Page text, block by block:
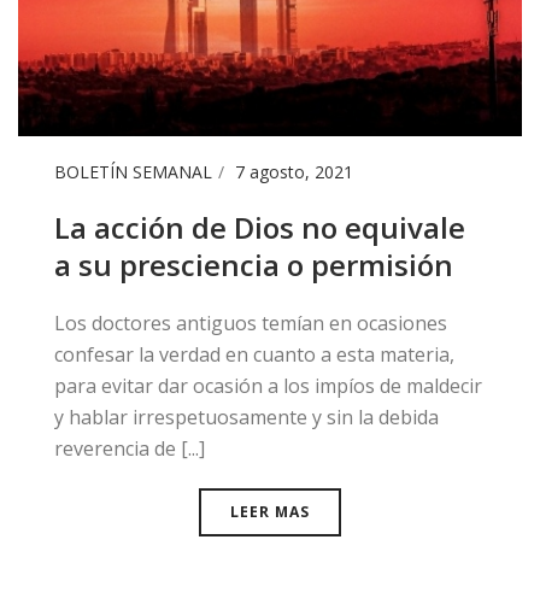
BOLETÍN SEMANAL 7 agosto, 2021
La acción de Dios no equivale
a su presciencia o permisión
Los doctores antiguos temían en ocasiones
confesar la verdad en cuanto a esta materia,
para evitar dar ocasión a los impíos de maldecir
y hablar irrespetuosamente y sin la debida
reverencia de [...]
LEER MAS